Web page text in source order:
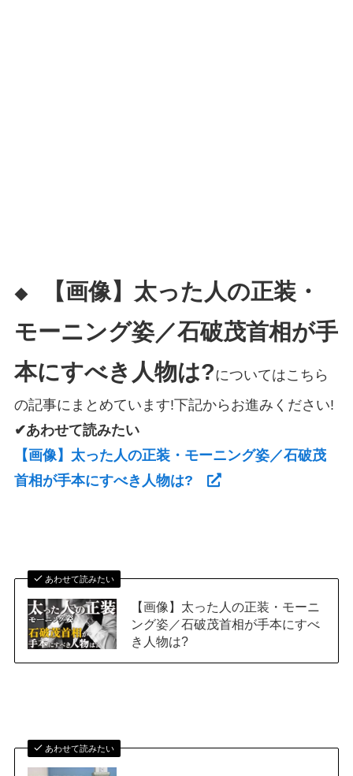
◆
【画像】太った人の正装・
モーニング姿／石破茂首相が手
本にすべき人物は?についてはこちら
の記事にまとめています!下記からお進みください!
✔あわせて読みたい
【画像】太った人の正装・モーニング姿／石破茂
首相が手本にすべき人物は?
あわせて読みたい
【画像】太った人の正装・モーニ
ング姿／石破茂首相が手本にすべ
き人物は?
あわせて読みたい